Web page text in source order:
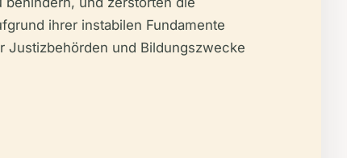
ihrer instabilen Fundamente
Justizbehörden und Bildungszwecke